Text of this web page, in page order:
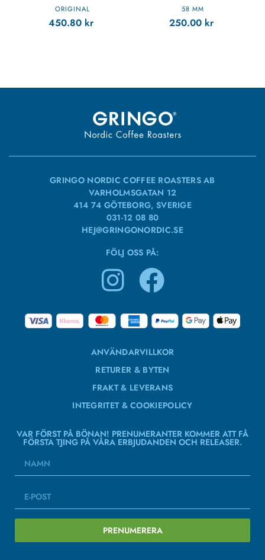
ORIGINAL
450.80 kr
58 MM
250.00 kr
GRINGO NORDIC COFFEE ROASTERS AB
VARHOLMSGATAN 12
414 74 GÖTEBORG, SVERIGE
031-12 08 80
HEJ@GRINGONORDIC.SE
FÖLJ OSS PÅ:
ANVÄNDARVILLKOR
RETURER & BYTEN
FRAKT & LEVERANS
INTEGRITET & COOKIEPOLICY
VAR FÖRST PÅ BÖNAN! PRENUMERANTER KOMMER ATT FÅ
FÖRSTA TJING PÅ VÅRA ERBJUDANDEN OCH RELEASER.
PRENUMERERA